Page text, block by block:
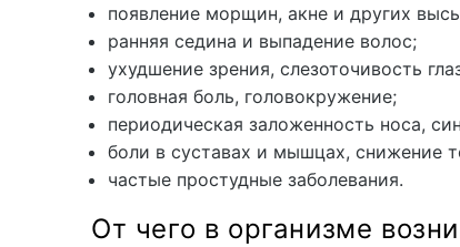
появление морщин, акне и других
ранняя седина и выпадение волос;
ухудшение зрения, слезоточивость
головная боль, головокружение;
периодическая заложенность носа,
боли в суставах и мышцах, снижение
частые простудные заболевания.
От чего в организме